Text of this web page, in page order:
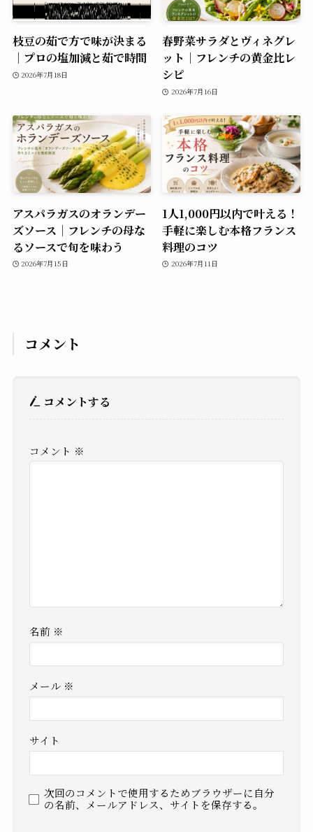
枝豆の茹で方で味が決まる
｜プロの塩加減と茹で時間
2026年7月18日
春野菜サラダとヴィネグレ
ット｜フレンチの黄金比レ
シピ
2026年7月16日
アスパラガスのオランデー
ズソース｜フレンチの母な
るソースで旬を味わう
2026年7月15日
1人1,000円以内で叶える！
手軽に楽しむ本格フランス
料理のコツ
2026年7月11日
コメント
コメントする
コメント ※
名前 ※
メール ※
サイト
次回のコメントで使用するためブラウザーに自分
の名前、メールアドレス、サイトを保存する。